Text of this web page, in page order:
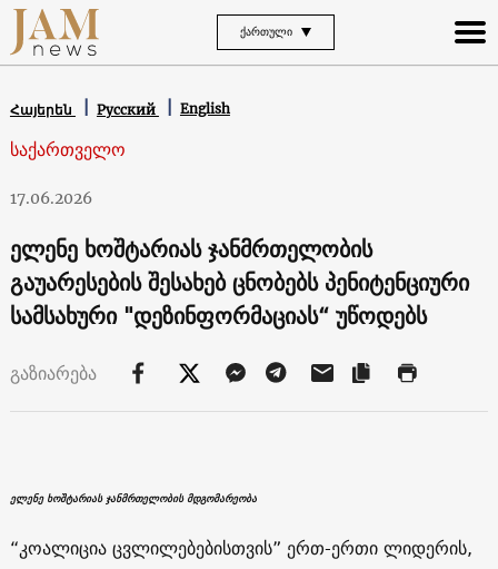
ᲥᲐᲠᲗᲣᲚᲘ
Հայերեն Русский English
საქართველო
17.06.2026
ელენე ხოშტარიას ჯანმრთელობის
გაუარესების შესახებ ცნობებს პენიტენციური
სამსახური "დეზინფორმაციას“ უწოდებს
გაზიარება
ელენე ხოშტარიას ჯანმრთელობის მდგომარეობა
“კოალიცია ცვლილებებისთვის” ერთ-ერთი ლიდერის,